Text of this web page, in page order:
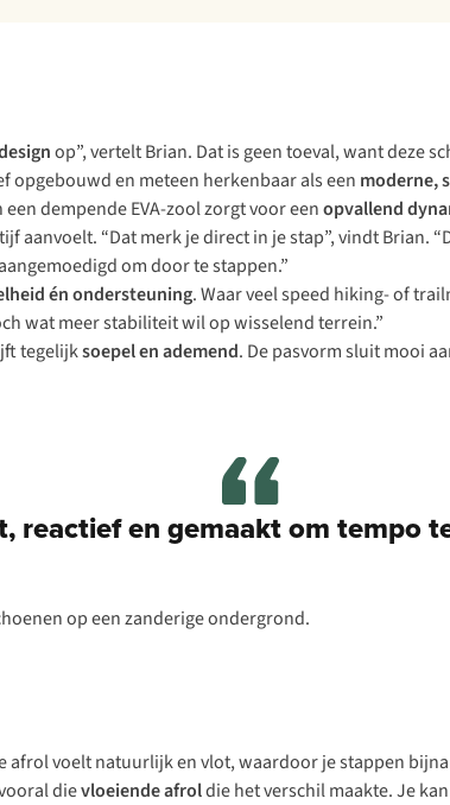
op”, vertelt Brian. Dat is geen toeval, want deze
opgebouwd en meteen herkenbaar als een moderne,
dempende EVA-zool zorgt voor eenopvallend
“Dat merk je direct in je stap”, vindt Brian.
om door te stappen.”
én ondersteuning. Waar veel speed hiking- of
wat meer stabiliteit wil op wisselend terrein.”
tegelijksoepel en ademend. De pasvorm sluit mooi
reactief en gemaakt om tempo
voelt natuurlijk en vlot, waardoor je stappen
dievloeiende afroldie het verschil maakte. Je